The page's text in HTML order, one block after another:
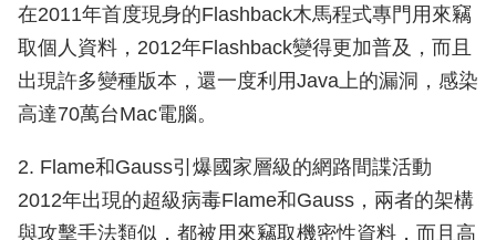
在2011年首度現身的Flashback木馬程式專門用來竊
取個人資料，2012年Flashback變得更加普及，而且
出現許多變種版本，還一度利用Java上的漏洞，感染
高達70萬台Mac電腦。
2. Flame和Gauss引爆國家層級的網路間諜活動
2012年出現的超級病毒Flame和Gauss，兩者的架構
與攻擊手法類似，都被用來竊取機密性資料，而且高